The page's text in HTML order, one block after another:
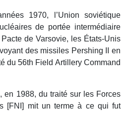
1970, l’Union soviétique
de portée intermédiaire
de Varsovie, les États-Unis
des missiles Pershing II en
du 56th Field Artillery Command
en 1988, du traité sur les Forces
[FNI] mit un terme à ce qui fut